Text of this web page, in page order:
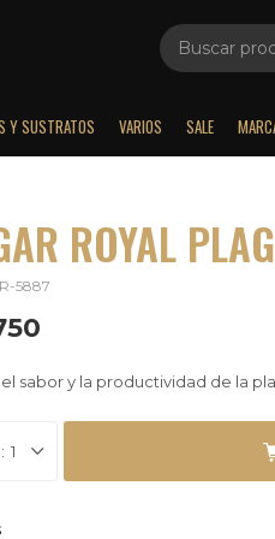
Y SUSTRATOS VARIOS SALE
ROYAL
5887
sabor y la productividad de la
1